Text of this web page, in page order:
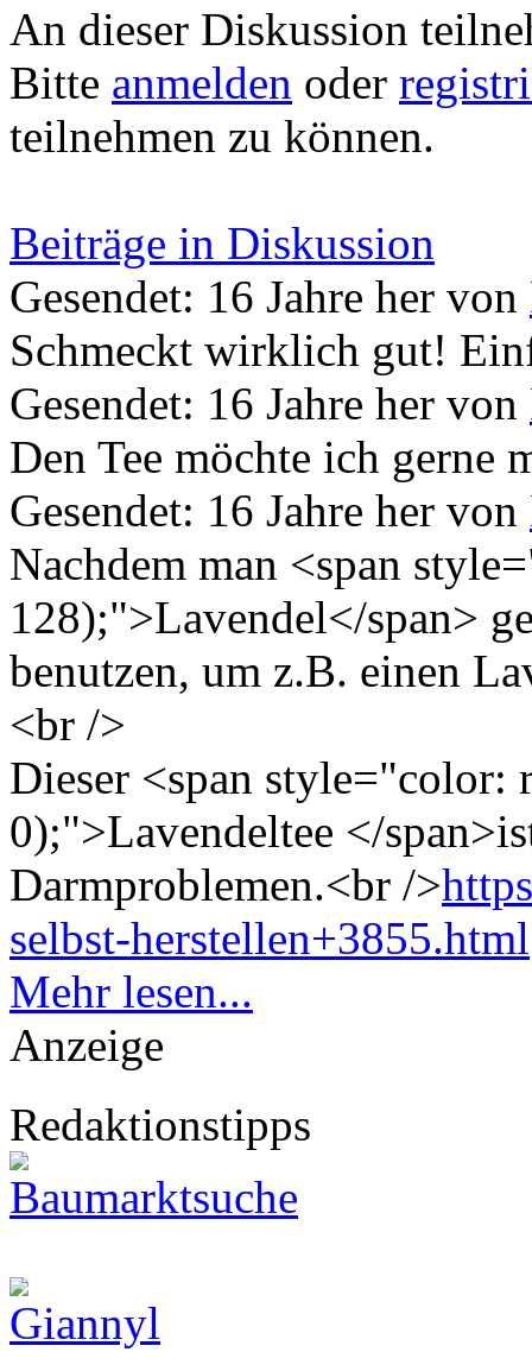
An dieser Diskussion
Bitte anmelden oder
teilnehmen zu können.
Beiträge in Diskussion
Gesendet: 16 Jahre her von
Schmeckt wirklich gut!
Gesendet: 16 Jahre her von
Den Tee möchte ich gerne
Gesendet: 16 Jahre her von
Nachdem man <span
128);">Lavendel</span>
benutzen, um z.B. einen
<br />
Dieser <span style="color:
0);">Lavendeltee </
Darmproblemen.<br />
selbst-herstellen+3855.html
Mehr lesen...
Anzeige
Redaktionstipps